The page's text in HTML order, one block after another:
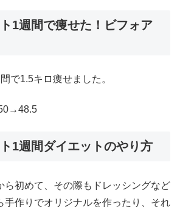
1週間で痩せた！ビフォア
で1.5キロ痩せました。
1週間ダイエットのやり方
ら初めて、その際もドレッシングなど
手作りでオリジナルを作ったり、それ